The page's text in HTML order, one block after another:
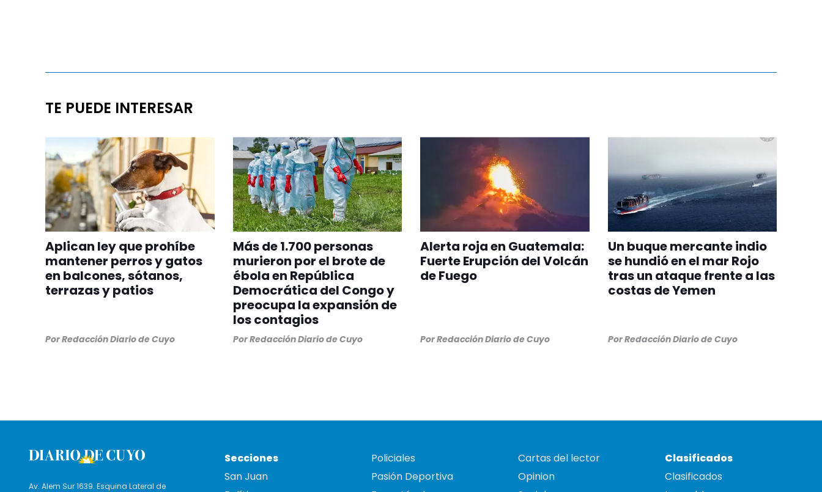
TE PUEDE INTERESAR
Aplican ley que prohíbe
mantener perros y gatos
en balcones, sótanos,
terrazas y patios
PorRedacción Diario de Cuyo
Más de 1.700 personas
murieron por el brote de
ébola en República
Democrática del Congo y
preocupa la expansión de
los contagios
PorRedacción Diario de Cuyo
Alerta roja en Guatemala:
Fuerte Erupción del Volcán
de Fuego
PorRedacción Diario de Cuyo
Un buque mercante indio
se hundió en el mar Rojo
tras un ataque frente a las
costas de Yemen
PorRedacción Diario de Cuyo
Av. Alem Sur 1639. Esquina Lateral de
Secciones
San Juan
Policiales
Pasión Deportiva
Cartas del lector
Opinion
Clasificados
Clasificados